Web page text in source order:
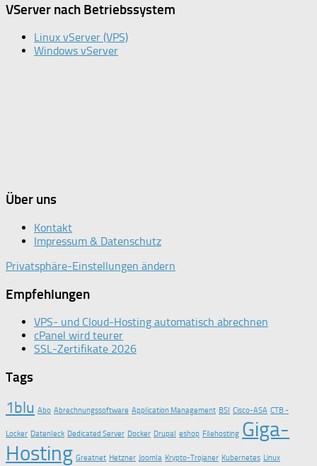
VServer nach Betriebssystem
Linux vServer (VPS)
Windows vServer
Über uns
Kontakt
Impressum & Datenschutz
Privatsphäre-Einstellungen ändern
Empfehlungen
VPS- und Cloud-Hosting automatisch abrechnen
cPanel wird teurer
SSL-Zertifikate 2026
Tags
1blu Abo Abrechnungssoftware Application Management BSI Cisco-ASA CTB -
Locker Datenleck Dedicated Server Docker Drupal eshop Filehosting Giga-
Hosting Greatnet Hetzner Joomla Krypto-Trojaner Kubernetes Linux